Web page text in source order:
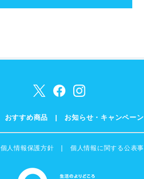
おすすめ商品 お知らせ・キャンペーン
個人情報保護方針 個人情報に関する公表